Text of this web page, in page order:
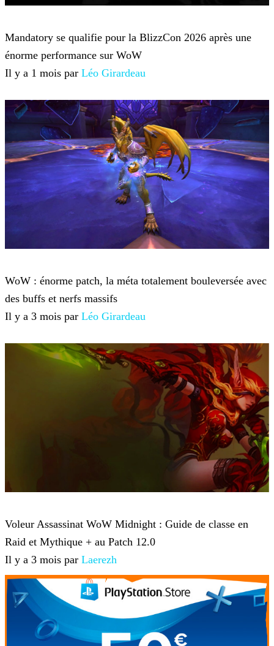
Mandatory se qualifie pour la BlizzCon 2026 après une
énorme performance sur WoW
Il y a 1 mois par Léo Girardeau
WoW : énorme patch, la méta totalement bouleversée avec
des buffs et nerfs massifs
Il y a 3 mois par Léo Girardeau
Voleur Assassinat WoW Midnight : Guide de classe en
Raid et Mythique + au Patch 12.0
Il y a 3 mois par Laerezh